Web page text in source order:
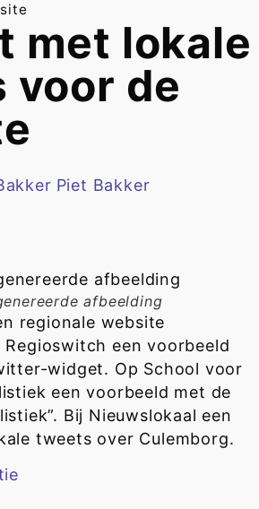
met lokale
voor de
Piet Bakker
afbeelding
regionale website
een voorbeeld
widget. Op School voor
een voorbeeld met de
Bij Nieuwslokaal een
tweets over Culemborg.